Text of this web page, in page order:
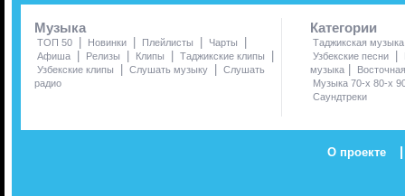
Музыка
ТОП 50 | Новинки | Плейлисты | Чарты |
Афиша | Релизы | Клипы | Таджикские клипы |
Узбекские клипы | Слушать музыку | Слушать
радио
Категории
Таджикская музыка
Узбекские песни
|
музыка |
Музыка 70-х 80-х
Саундтреки
О проекте |